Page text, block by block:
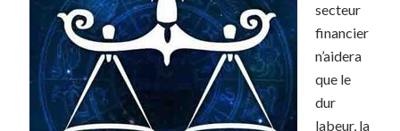
secteur
financier
n’aidera
que le
dur
labeur, la